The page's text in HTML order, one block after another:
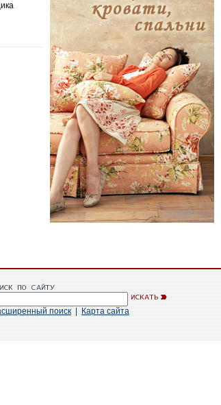
поиск Карта сайта